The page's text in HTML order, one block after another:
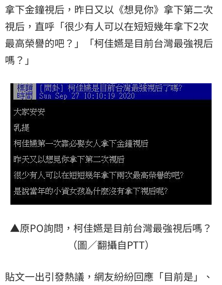
拿下金鐘視后，昨日又以《想見你》拿下第二次
視后，直呼「很少有人可以在短短幾年拿下2次
最高榮譽的吧？」「柯佳嬿是目前台灣最強視后
嗎？」
▲原PO詢問，柯佳嬿是目前台灣最強視后嗎？
（圖／翻攝自PTT）
貼文一出引發熱議，網友紛紛回應「目前是」、